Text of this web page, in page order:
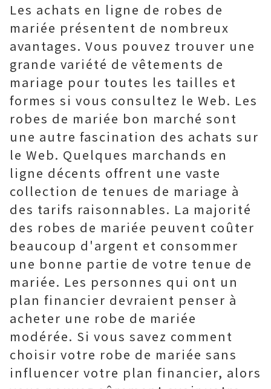
Les achats en ligne de robes de
mariée présentent de nombreux
avantages. Vous pouvez trouver une
grande variété de vêtements de
mariage pour toutes les tailles et
formes si vous consultez le Web. Les
robes de mariée bon marché sont
une autre fascination des achats sur
le Web. Quelques marchands en
ligne décents offrent une vaste
collection de tenues de mariage à
des tarifs raisonnables. La majorité
des robes de mariée peuvent coûter
beaucoup d'argent et consommer
une bonne partie de votre tenue de
mariée. Les personnes qui ont un
plan financier devraient penser à
acheter une robe de mariée
modérée. Si vous savez comment
choisir votre robe de mariée sans
influencer votre plan financier, alors